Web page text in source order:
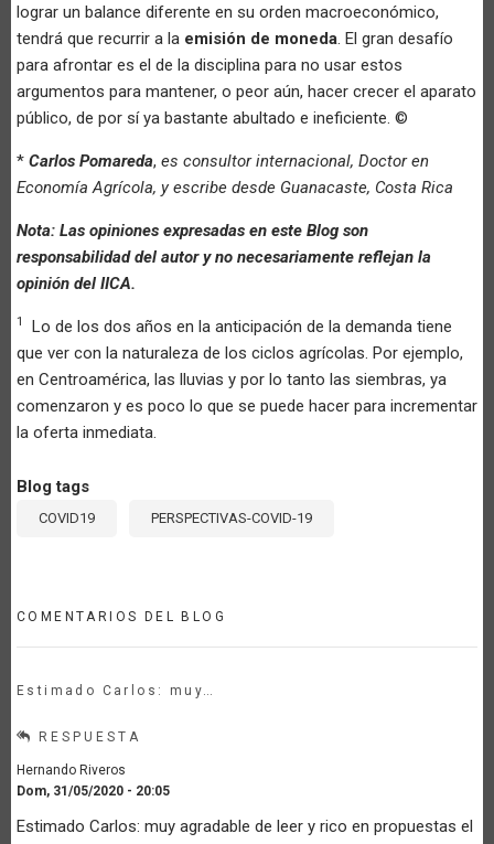
lograr un balance diferente en su orden macroeconómico,
tendrá que recurrir a la emisión de moneda. El gran desafío
para afrontar es el de la disciplina para no usar estos
argumentos para mantener, o peor aún, hacer crecer el aparato
público, de por sí ya bastante abultado e ineficiente. ©
* Carlos Pomareda, es consultor internacional, Doctor en
Economía Agrícola, y escribe desde Guanacaste, Costa Rica
Nota: Las opiniones expresadas en este Blog son
responsabilidad del autor y no necesariamente reflejan la
opinión del IICA.
1
Lo de los dos años en la anticipación de la demanda tiene
que ver con la naturaleza de los ciclos agrícolas. Por ejemplo,
en Centroamérica, las lluvias y por lo tanto las siembras, ya
comenzaron y es poco lo que se puede hacer para incrementar
la oferta inmediata.
Blog tags
COVID19 PERSPECTIVAS-COVID-19
COMENTARIOS DEL BLOG
Estimado Carlos: muy…
RESPUESTA
Hernando Riveros
Dom, 31/05/2020 - 20:05
Estimado Carlos: muy agradable de leer y rico en propuestas el